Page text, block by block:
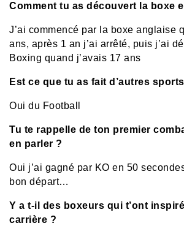
Comment tu as découvert la boxe
J’ai commencé par la boxe anglaise
ans, après 1 an j’ai arrêté, puis j’ai
Boxing quand j’avais 17 ans
Est ce que tu as fait d’autres
Oui du Football
Tu te rappelle de ton premier
en parler ?
Oui j’ai gagné par KO en 50
bon départ…
Y a t-il des boxeurs qui t’ont
carrière ?